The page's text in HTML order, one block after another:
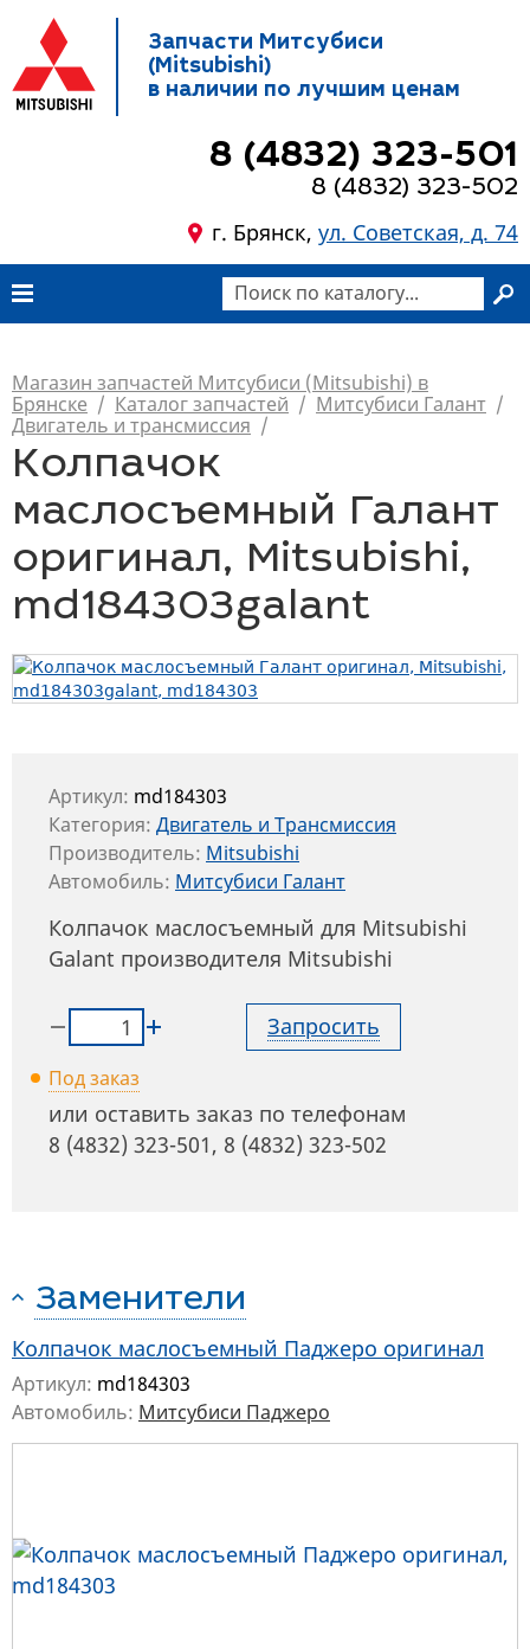
Запчасти Митсубиси
(Mitsubishi)
в наличии по лучшим ценам
8 (4832) 323-501
8 (4832) 323-502
г. Брянск, ул. Советская, д. 74
Магазин запчастей Митсубиси (Mitsubishi) в
Брянске / Каталог запчастей / Митсубиси Галант /
Двигатель и трансмиссия /
Колпачок
маслосъемный Галант
оригинал, Mitsubishi,
md184303galant
Артикул: md184303
Категория: Двигатель и Трансмиссия
Производитель: Mitsubishi
Автомобиль: Митсубиси Галант
Колпачок маслосъемный для Mitsubishi
Galant производителя Mitsubishi
Запросить
Под заказ
или оставить заказ по телефонам
8 (4832) 323-501, 8 (4832) 323-502
Заменители
Колпачок маслосъемный Паджеро оригинал
Артикул: md184303
Автомобиль: Митсубиси Паджеро